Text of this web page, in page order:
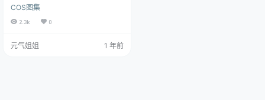
代表着一套套精美的服装和造型，
更是一个充满活力和创意的灵魂。
uuko W-Casual》上线，37张高清
COS图集
2.3k 0
元气姐姐 1 年前